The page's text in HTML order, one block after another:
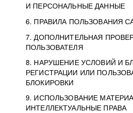
И ПЕРСОНАЛЬНЫЕ ДАННЫЕ
6. ПРАВИЛА ПОЛЬЗОВАНИЯ
7. ДОПОЛНИТЕЛЬНАЯ
ПОЛЬЗОВАТЕЛЯ
8. НАРУШЕНИЕ УСЛОВИЙ И
РЕГИСТРАЦИИ ИЛИ
БЛОКИРОВКИ
9. ИСПОЛЬЗОВАНИЕ
ИНТЕЛЛЕКТУАЛЬНЫЕ ПРАВА